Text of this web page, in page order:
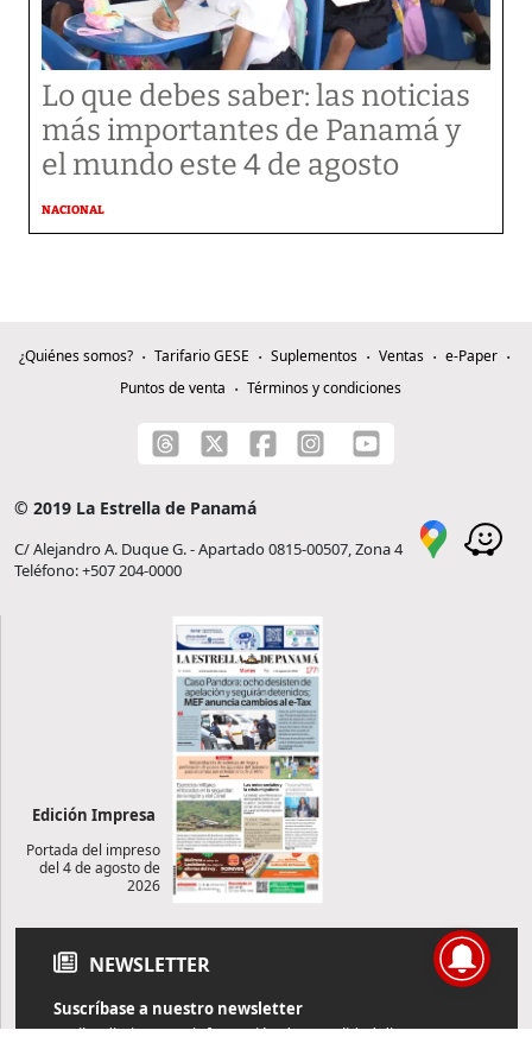
Lo que debes saber: las noticias
más importantes de Panamá y
el mundo este 4 de agosto
NACIONAL
¿Quiénes somos? Tarifario GESE Suplementos Ventas
e-Paper
Puntos de venta
Términos y condiciones
© 2019 La Estrella de Panamá
C/ Alejandro A. Duque G. - Apartado 0815-00507, Zona 4
Teléfono: +507 204-0000
Edición Impresa
Portada del impreso
del 4 de agosto de
2026
NEWSLETTER
Suscríbase a nuestro newsletter
Reciba diariamente información de actualidad directamente en